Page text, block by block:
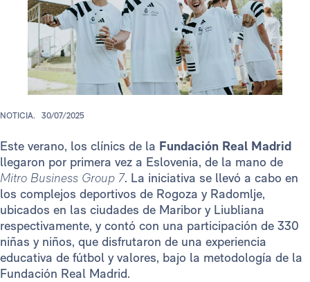
NOTICIA. 30/07/2025
Este verano, los clínics de la Fundación Real Madrid
llegaron por primera vez a Eslovenia, de la mano de
Mitro Business Group 7. La iniciativa se llevó a cabo en
los complejos deportivos de Rogoza y Radomlje,
ubicados en las ciudades de Maribor y Liubliana
respectivamente, y contó con una participación de 330
niñas y niños, que disfrutaron de una experiencia
educativa de fútbol y valores, bajo la metodología de la
Fundación Real Madrid.